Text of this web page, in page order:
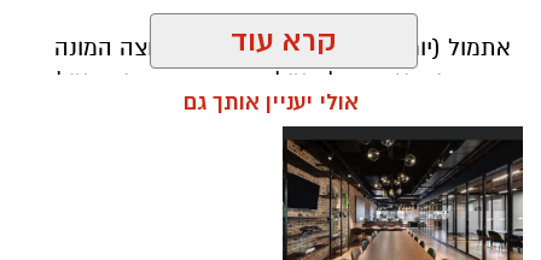
אתמול (יום ג') הגיעה למרכז שלוה קבוצה המונה
550 ספורטאים מכל העולם במסגרת שיתוף פעולה
בין מרכז שלוה ומכבי תנועה עולמית, העורכת את
משחקי מכבי לנוער בישראל בימים אלה. עבור
למעלה מ-90 אחוז מהספורטאים, שהגיעו משלל
מדינות - אנגליה, צרפת, איטליה, הונגריה, הולנד,
קנדה, ברזיל, ארגנטינה וארה"ב, מדובר בביקור
קרא עוד
אולי יעניין אותך גם